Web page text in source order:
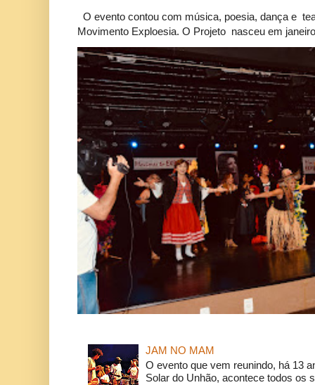
O evento contou com música, poesia, dança e
Movimento Exploesia. O Projeto nasceu em
JAM NO MAM
O evento que vem reunindo, há 13
Solar do Unhão, acontece todos os